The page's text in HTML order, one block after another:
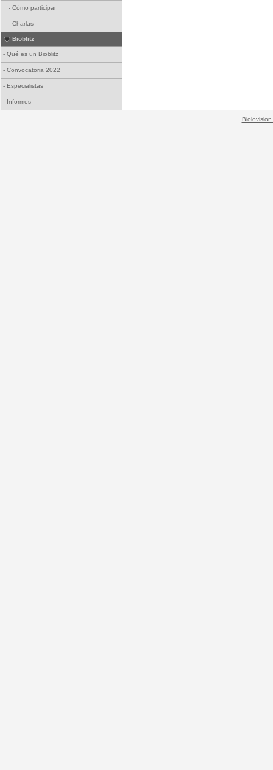
- Cómo participar
- Charlas
Bioblitz
- Qué es un Bioblitz
- Convocatoria 2022
- Especialistas
- Informes
Biolovision